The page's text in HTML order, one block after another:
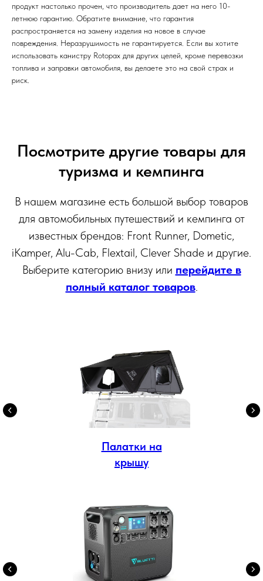
продукт настолько прочен, что производитель дает на него 10-
летнюю гарантию. Обратите внимание, что гарантия
распространяется на замену изделия на новое в случае
повреждения. Неразрушимость не гарантируется. Если вы хотите
использовать канистру Rotopax для других целей, кроме перевозки
топлива и заправки автомобиля, вы делаете это на свой страх и
риск.
Посмотрите другие товары для
туризма и кемпинга
В нашем магазине есть большой выбор товаров
для автомобильных путешествий и кемпинга от
известных брендов: Front Runner, Dometic,
iKamper, Alu-Cab, Flextail, Clever Shade и другие.
Выберите категорию внизу или перейдите в
полный каталог товаров.
Палатки на
крышу